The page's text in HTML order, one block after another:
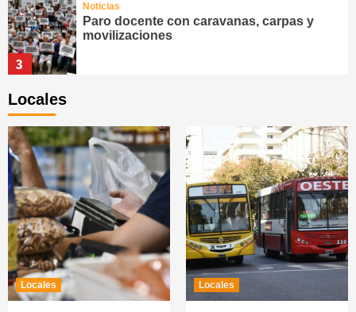
3
Noticias
Paro docente con caravanas, carpas y
movilizaciones
4
Javier Milei
5
Noticias
Alerta: gremios de transporte adhieren al
paro de la CGT contra la Reforma Laboral
Noticias
Desbaratan plan narco para asesinar a un
juez federal y a un fiscal de Entre Ríos
Locales
Locales Locales